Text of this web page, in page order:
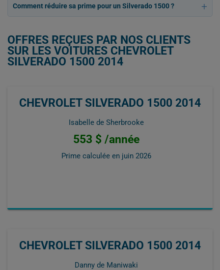
Comment réduire sa prime pour un Silverado 1500 ?
OFFRES REÇUES PAR NOS CLIENTS
SUR LES VOITURES CHEVROLET
SILVERADO 1500 2014
CHEVROLET SILVERADO 1500 2014
Isabelle de Sherbrooke
553 $ /année
Prime calculée en juin 2026
CHEVROLET SILVERADO 1500 2014
Danny de Maniwaki